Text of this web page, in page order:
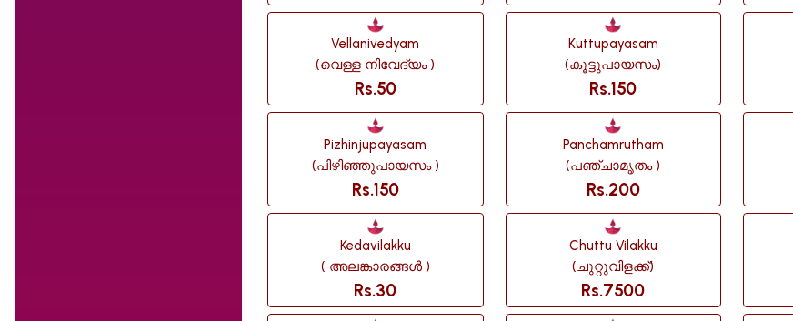
Vellanivedyam
(വെള്ള നിവേദ്യം )
Rs.50
Kuttupayasam
(കൂട്ടുപായസം)
Rs.150
Pizhinjupayasam
(പിഴിഞ്ഞുപായസം )
Rs.150
Panchamrutham
(പഞ്ചാമൃതം )
Rs.200
Kedavilakku
( അലങ്കാരങ്ങൾ )
Rs.30
Chuttu Vilakku
(ചുറ്റുവിളക്ക്)
Rs.7500